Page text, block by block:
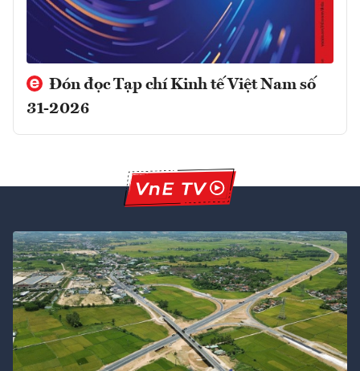
Đón đọc Tạp chí Kinh tế Việt Nam số
31-2026